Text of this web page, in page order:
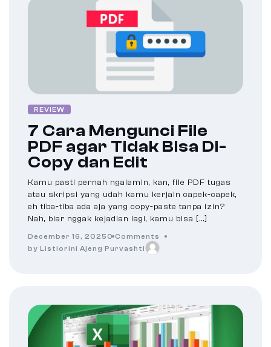
REVIEW
7 Cara Mengunci File
PDF agar Tidak Bisa Di-
Copy dan Edit
Kamu pasti pernah ngalamin, kan, file PDF tugas
atau skripsi yang udah kamu kerjain capek-capek,
eh tiba-tiba ada aja yang copy-paste tanpa izin?
Nah, biar nggak kejadian lagi, kamu bisa […]
December 16, 2025 0 Comments
by Listiorini Ajeng Purvashti